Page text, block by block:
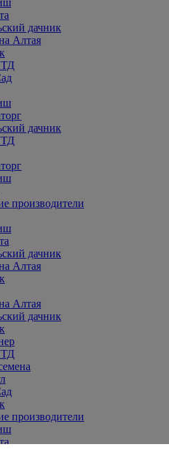
дачник
Алтая
дачник
производители
дачник
Алтая
Алтая
дачник
производители